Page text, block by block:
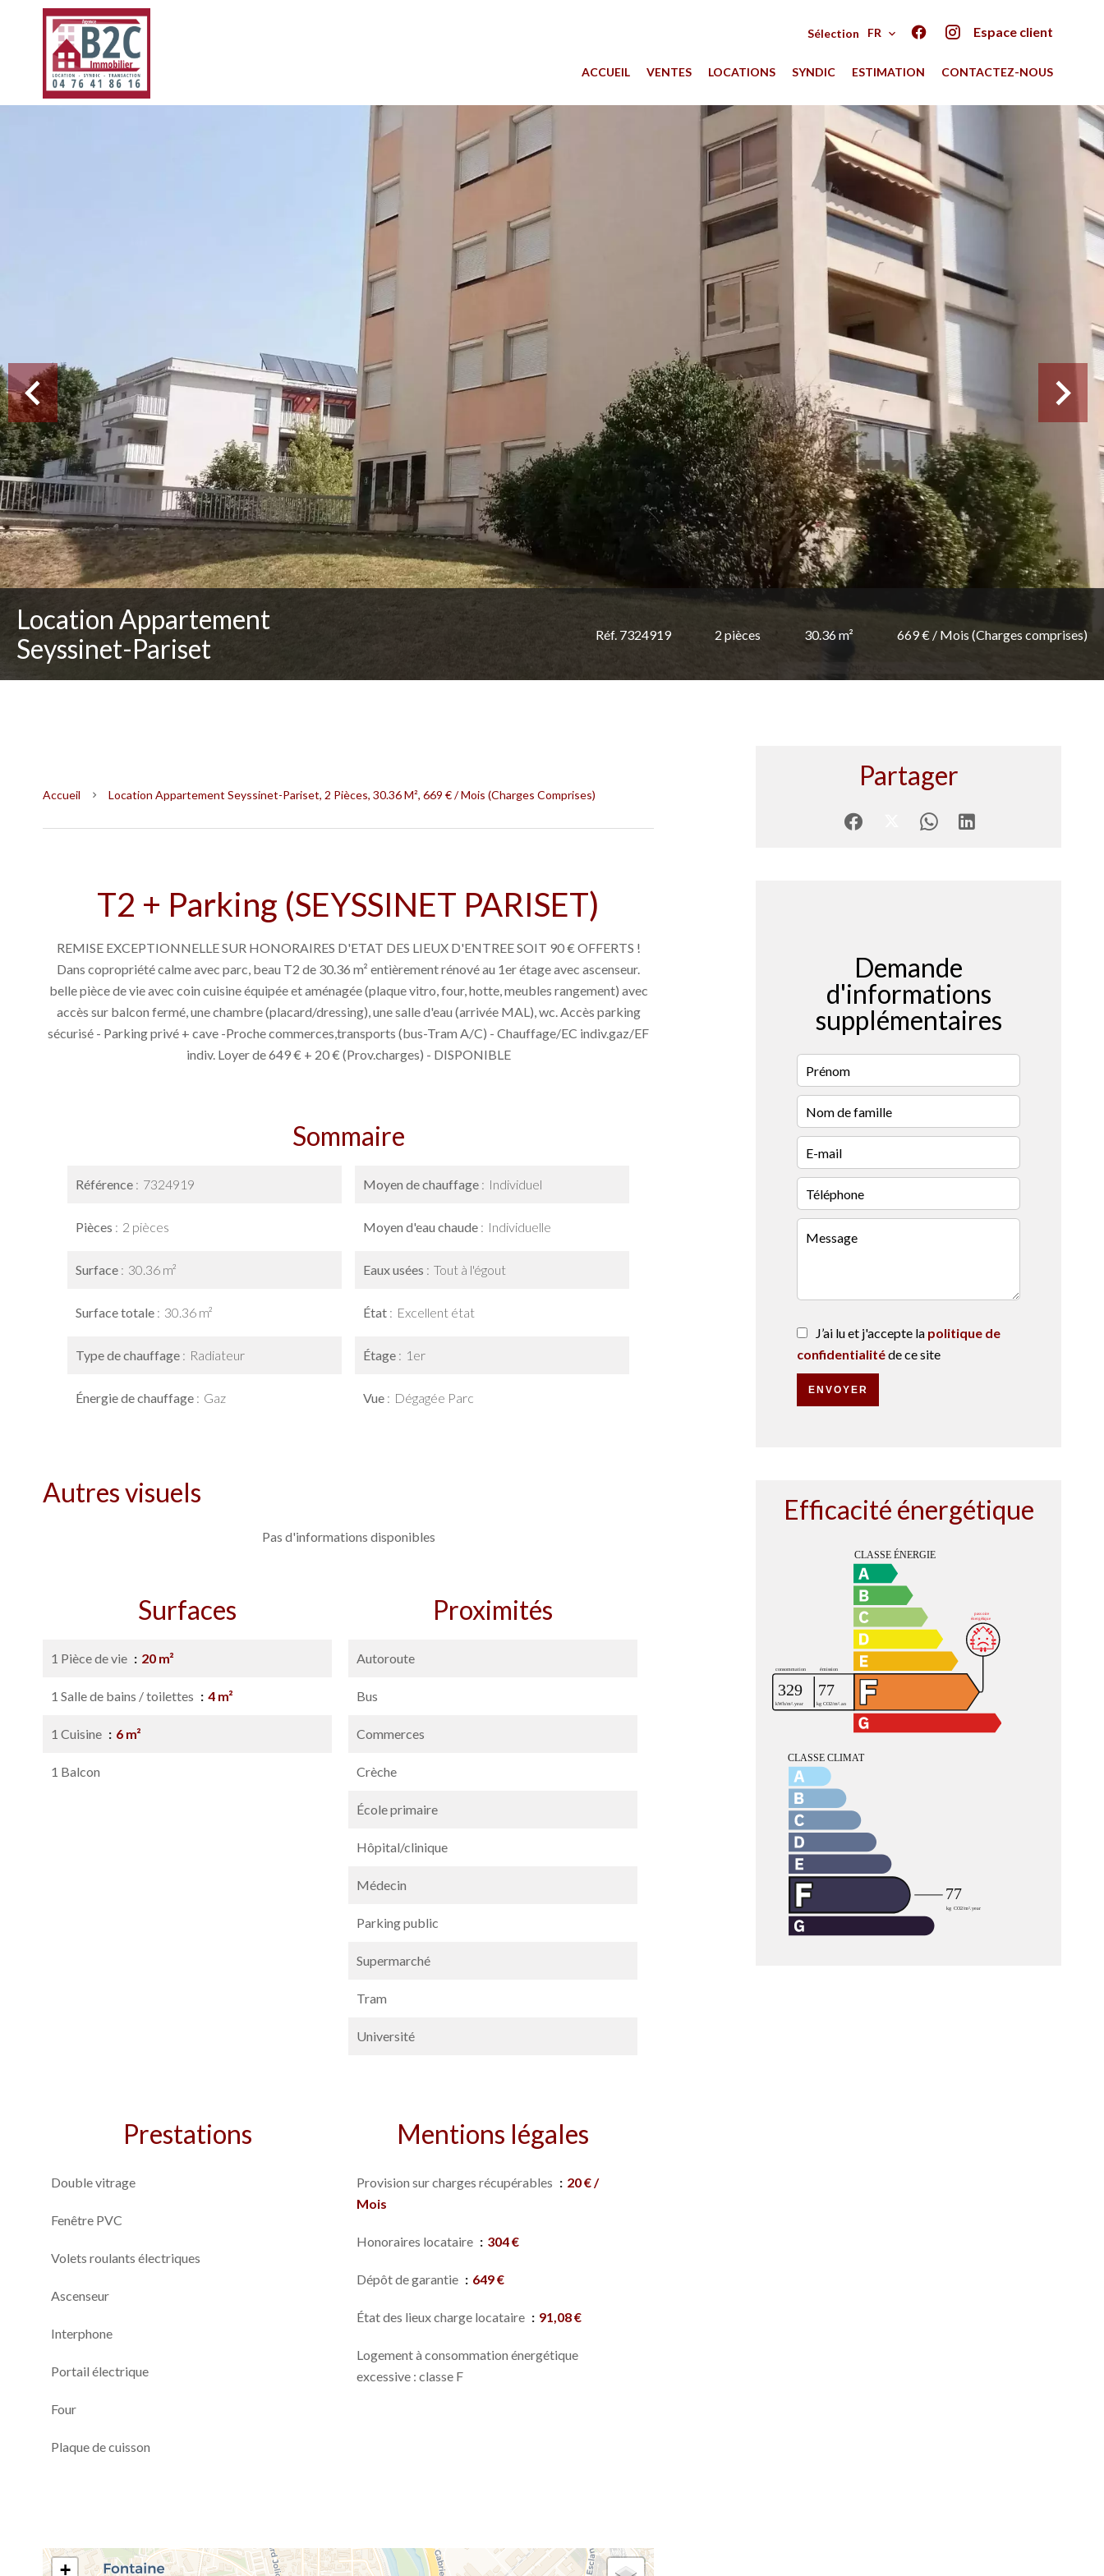
Sélection FR Espace client
ACCUEIL VENTES LOCATIONS SYNDIC ESTIMATION CONTACTEZ-NOUS
Location Appartement
Seyssinet-Pariset
Réf. 7324919 2 pièces 30.36 m² 669 € / Mois (Charges comprises)
Accueil Location Appartement Seyssinet-Pariset, 2 Pièces, 30.36 M², 669 € / Mois (Charges Comprises)
T2 + Parking (SEYSSINET PARISET)
REMISE EXCEPTIONNELLE SUR HONORAIRES D'ETAT DES LIEUX D'ENTREE SOIT 90 € OFFERTS !
Dans copropriété calme avec parc, beau T2 de 30.36 m² entièrement rénové au 1er étage avec ascenseur.
belle pièce de vie avec coin cuisine équipée et aménagée (plaque vitro, four, hotte, meubles rangement) avec
accès sur balcon fermé, une chambre (placard/dressing), une salle d'eau (arrivée MAL), wc. Accès parking
sécurisé - Parking privé + cave -Proche commerces,transports (bus-Tram A/C) - Chauffage/EC indiv.gaz/EF
indiv. Loyer de 649 € + 20 € (Prov.charges) - DISPONIBLE
Sommaire
Référence 7324919
Pièces 2 pièces
Surface 30.36 m²
Surface totale 30.36 m²
Type de chauffage Radiateur
Énergie de chauffage Gaz
Moyen de chauffage Individuel
Moyen d'eau chaude Individuelle
Eaux usées Tout à l'égout
État Excellent état
Étage 1er
Vue Dégagée Parc
Autres visuels
Pas d'informations disponibles
Surfaces
1 Pièce de vie 20 m²
1 Salle de bains / toilettes 4 m²
1 Cuisine 6 m²
1 Balcon
Proximités
Autoroute
Bus
Commerces
Crèche
École primaire
Hôpital/clinique
Médecin
Parking public
Supermarché
Tram
Université
Prestations
Double vitrage
Fenêtre PVC
Volets roulants électriques
Ascenseur
Interphone
Portail électrique
Four
Plaque de cuisson
Mentions légales
Provision sur charges récupérables
20 € /
Mois
Honoraires locataire 304 €
Dépôt de garantie 649 €
État des lieux charge locataire 91,08 €
Logement à consommation énergétique
excessive : classe F
+
Partager
Demande
d'informations
supplémentaires
J’ai lu et j'accepte la politique de
confidentialitéde ce site
ENVOYER
Efficacité énergétique